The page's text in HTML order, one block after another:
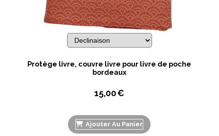
Protège livre, couvre livre pour livre de poche
bordeaux
15,00€
Ajouter Au Panier